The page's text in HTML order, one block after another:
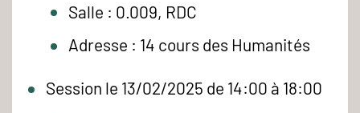
Salle : 0.009, RDC
Adresse : 14 cours des Humanités
Session le 13/02/2025 de 14:00 à 18:00